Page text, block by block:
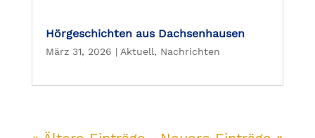
Hörgeschichten aus Dachsenhausen
März 31, 2026 | Aktuell, Nachrichten